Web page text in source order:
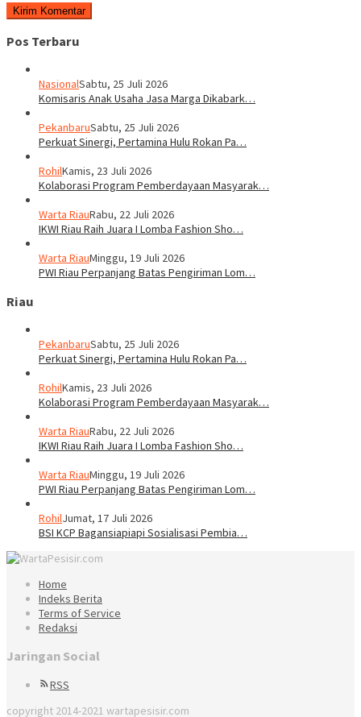
Pos Terbaru
NasionalSabtu, 25 Juli 2026
Komisaris Anak Usaha Jasa Marga Dikabark…
PekanbaruSabtu, 25 Juli 2026
Perkuat Sinergi, Pertamina Hulu Rokan Pa…
RohilKamis, 23 Juli 2026
Kolaborasi Program Pemberdayaan Masyarak…
Warta RiauRabu, 22 Juli 2026
IKWI Riau Raih Juara I Lomba Fashion Sho…
Warta RiauMinggu, 19 Juli 2026
PWI Riau Perpanjang Batas Pengiriman Lom…
Riau
PekanbaruSabtu, 25 Juli 2026
Perkuat Sinergi, Pertamina Hulu Rokan Pa…
RohilKamis, 23 Juli 2026
Kolaborasi Program Pemberdayaan Masyarak…
Warta RiauRabu, 22 Juli 2026
IKWI Riau Raih Juara I Lomba Fashion Sho…
Warta RiauMinggu, 19 Juli 2026
PWI Riau Perpanjang Batas Pengiriman Lom…
RohilJumat, 17 Juli 2026
BSI KCP Bagansiapiapi Sosialisasi Pembia…
Home
Indeks Berita
Terms of Service
Redaksi
Jaringan Social
RSS
copyright 2014-2021 wartapesisir.com